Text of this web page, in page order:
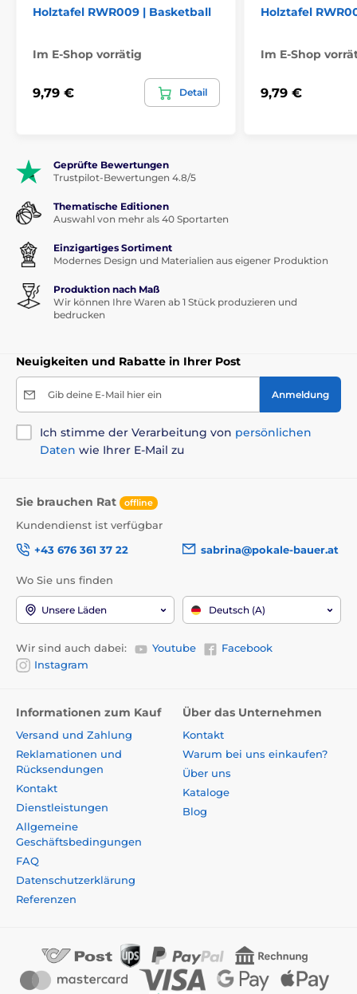
Holztafel RWR009 | Basketball
Im E-Shop vorrätig
9,79 € Detail
Holztafel
Im E-Shop
9,79 €
Geprüfte Bewertungen
Trustpilot-Bewertungen 4.8/5
Thematische Editionen
Auswahl von mehr als 40 Sportarten
Einzigartiges Sortiment
Modernes Design und Materialien aus eigener Produktion
Produktion nach Maß
Wir können Ihre Waren ab 1 Stück produzieren und
bedrucken
Neuigkeiten und Rabatte in Ihrer Post
Gib deine E-Mail hier ein Anmeldung
Ich stimme der Verarbeitung von persönlichen
Daten wie Ihrer E-Mail zu
Sie brauchen Rat offline
Kundendienst ist verfügbar
+43 676 361 37 22
sabrina@pokale-bauer.at
Wo Sie uns finden
Unsere Läden Deutsch (A)
Wir sind auch dabei: Youtube
Facebook
Instagram
Informationen zum Kauf
Versand und Zahlung
Reklamationen und
Rücksendungen
Kontakt
Dienstleistungen
Allgemeine
Geschäftsbedingungen
FAQ
Datenschutzerklärung
Referenzen
Über das Unternehmen
Kontakt
Warum bei uns einkaufen?
Über uns
Kataloge
Blog